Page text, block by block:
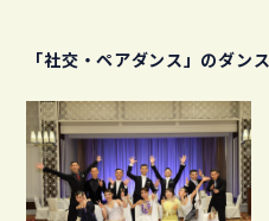
「社交・ペアダンス」のダン